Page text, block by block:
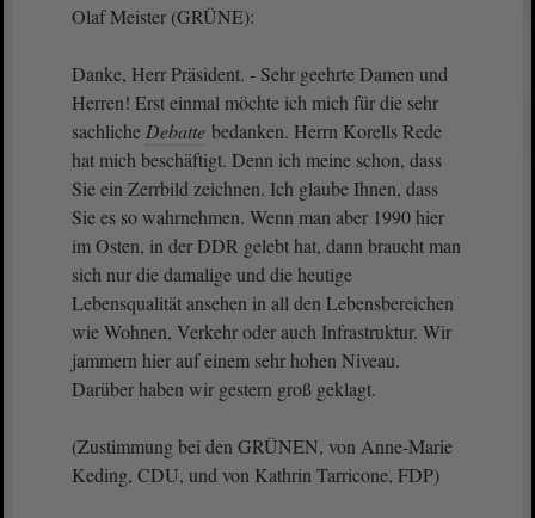
Olaf Meister (GRÜNE):
Danke, Herr Präsident. - Sehr geehrte Damen und
Herren! Erst einmal möchte ich mich für die sehr
sachliche Debatte bedanken. Herrn Korells Rede
hat mich beschäftigt. Denn ich meine schon, dass
Sie ein Zerrbild zeichnen. Ich glaube Ihnen, dass
Sie es so wahrnehmen. Wenn man aber 1990 hier
im Osten, in der DDR gelebt hat, dann braucht man
sich nur die damalige und die heutige
Lebensqualität ansehen in all den Lebensbereichen
wie Wohnen, Verkehr oder auch Infrastruktur. Wir
jammern hier auf einem sehr hohen Niveau.
Darüber haben wir gestern groß geklagt.
(Zustimmung bei den GRÜNEN, von Anne-Marie
Keding, CDU, und von Kathrin Tarricone, FDP)